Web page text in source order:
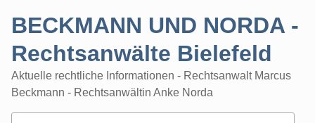
BECKMANN UND NORDA -
Rechtsanwälte Bielefeld
Aktuelle rechtliche Informationen - Rechtsanwalt Marcus
Beckmann - Rechtsanwältin Anke Norda